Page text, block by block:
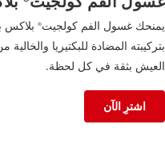
يمنحك غسول الفم كولجيت®
بتركيبته المضادة للبكتيريا
العيش بثقة في كل لحظة.
اشترِ الآن